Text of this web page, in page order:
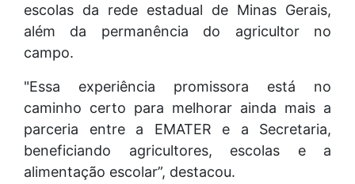
escolas da rede estadual de Minas Gerais,
além da permanência do agricultor no
campo.
"Essa experiência promissora está no
caminho certo para melhorar ainda mais a
parceria entre a EMATER e a Secretaria,
beneficiando agricultores, escolas e a
alimentação escolar”, destacou.